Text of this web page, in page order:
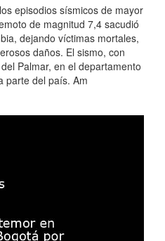
episodios sísmicos de mayor
de magnitud 7,4 sacudió
dejando víctimas mortales,
daños. El sismo, con
Palmar, en el departamento
parte del país. Am